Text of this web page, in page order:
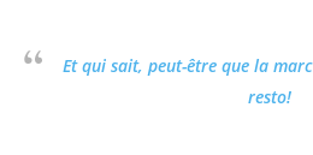
Et qui sait, peut-être que la
resto!